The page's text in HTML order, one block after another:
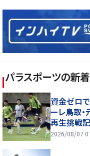
パラスポーツの新
資金ゼロ
ーレ鳥取
再生挑戦記
2026/08/07